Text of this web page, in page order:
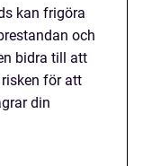
kan frigöra
och
bidra till att
för att
din